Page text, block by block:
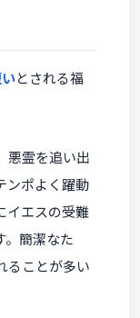
とされる福
悪霊を追い出
ンポよく躍動
イエスの受難
。簡潔なた
ることが多い